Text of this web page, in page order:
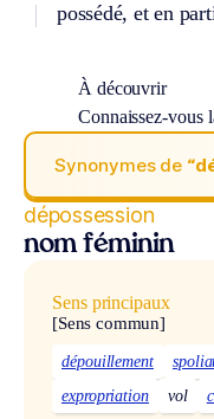
possédé, et en
À découvrir
Connaissez-vous
Synonymes de
dépossession
nom féminin
Sens principaux
[Sens commun]
dépouillement
expropriation
vol